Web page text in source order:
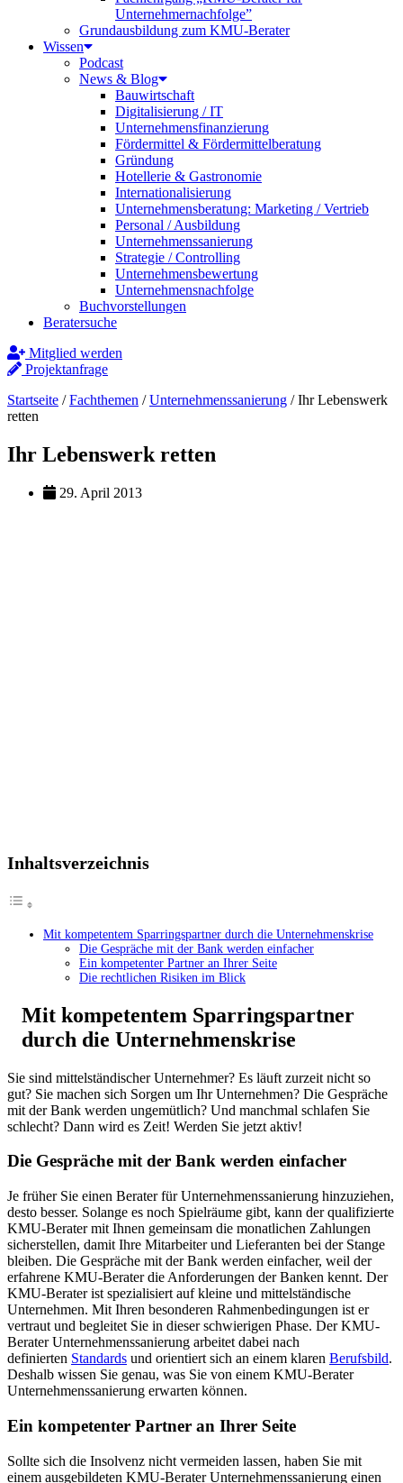
Unternehmernachfolge”
Grundausbildung zum KMU-Berater
Wissen
Podcast
News & Blog
Bauwirtschaft
Digitalisierung / IT
Unternehmensfinanzierung
Fördermittel & Fördermittelberatung
Gründung
Hotellerie & Gastronomie
Internationalisierung
Unternehmensberatung: Marketing / Vertrieb
Personal / Ausbildung
Unternehmenssanierung
Strategie / Controlling
Unternehmensbewertung
Unternehmensnachfolge
Buchvorstellungen
Beratersuche
Mitglied werden
Projektanfrage
Startseite /Fachthemen /Unternehmenssanierung /Ihr Lebenswerk
retten
Ihr Lebenswerk retten
29. April 2013
Inhaltsverzeichnis
Mit kompetentem Sparringspartner durch die Unternehmenskrise
Die Gespräche mit der Bank werden einfacher
Ein kompetenter Partner an Ihrer Seite
Die rechtlichen Risiken im Blick
Mit kompetentem Sparringspartner
durch die Unternehmenskrise
Sie sind mittelständischer Unternehmer? Es läuft zurzeit nicht so
gut? Sie machen sich Sorgen um Ihr Unternehmen? Die Gespräche
mit der Bank werden ungemütlich? Und manchmal schlafen Sie
schlecht? Dann wird es Zeit! Werden Sie jetzt aktiv!
Die Gespräche mit der Bank werden einfacher
Je früher Sie einen Berater für Unternehmenssanierung hinzuziehen,
desto besser. Solange es noch Spielräume gibt, kann der qualifizierte
KMU-Berater mit Ihnen gemeinsam die monatlichen Zahlungen
sicherstellen, damit Ihre Mitarbeiter und Lieferanten bei der Stange
bleiben. Die Gespräche mit der Bank werden einfacher, weil der
erfahrene KMU-Berater die Anforderungen der Banken kennt. Der
KMU-Berater ist spezialisiert auf kleine und mittelständische
Unternehmen. Mit Ihren besonderen Rahmenbedingungen ist er
vertraut und begleitet Sie in dieser schwierigen Phase. Der KMU-
Berater Unternehmenssanierung arbeitet dabei nach
definierten Standards und orientiert sich an einem klaren Berufsbild.
Deshalb wissen Sie genau, was Sie von einem KMU-Berater
Unternehmenssanierung erwarten können.
Ein kompetenter Partner an Ihrer Seite
Sollte sich die Insolvenz nicht vermeiden lassen, haben Sie mit
einem ausgebildeten KMU-Berater Unternehmenssanierung einen